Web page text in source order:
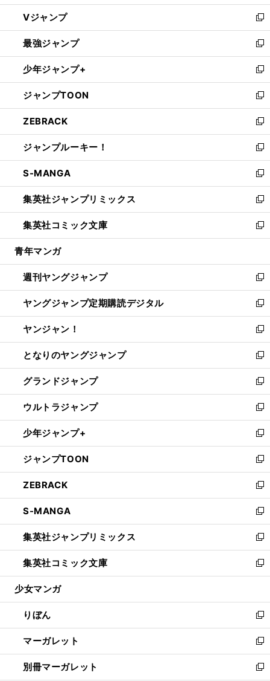
ウ
ィ
ン
ド
ウ
で
開
く
し
い
ウ
ィ
ン
ド
ウ
で
開
く
Vジャンプ
新
し
い
ウ
ィ
ン
ド
ウ
で
開
く
最強ジャンプ
新
し
い
ウ
ィ
ン
ド
ウ
で
開
く
少年ジャンプ+
新
し
い
ウ
ィ
ン
ド
ウ
で
開
く
ジャンプTOON
新
し
い
ウ
ィ
ン
ド
ウ
で
開
く
ZEBRACK
新
し
い
ウ
ィ
ン
ド
ウ
で
開
ジャンプルーキー！
新
し
い
ウ
ィ
ン
ド
ウ
開
く
S-MANGA
新
し
い
ウ
ィ
ン
ウ
で
開
く
集英社ジャンプリミックス
新
し
い
ウ
ン
ド
ウ
で
開
く
集英社コミック文庫
新
し
ウ
ィ
ン
ド
ウ
で
開
く
青年マンガ
週刊ヤングジャンプ
新
し
い
ウ
ィ
ン
ド
ウ
で
開
く
ヤングジャンプ定期購読デジタル
新
し
い
ウ
ィ
ン
ド
ウ
で
開
く
ヤンジャン！
新
し
い
ウ
ィ
ン
ド
ウ
で
開
く
となりのヤングジャンプ
新
し
い
ウ
ィ
ン
ド
ウ
で
開
く
グランドジャンプ
新
し
い
ウ
ィ
ン
ド
ウ
で
開
く
ウルトラジャンプ
新
し
い
ウ
ィ
ン
ド
ウ
で
開
く
少年ジャンプ+
新
し
い
ウ
ィ
ン
ド
ウ
で
開
く
ジャンプTOON
新
し
い
ウ
ィ
ン
ド
ウ
で
開
ZEBRACK
新
し
い
ウ
ィ
ン
ド
ウ
開
く
S-MANGA
新
し
い
ウ
ィ
ン
ウ
で
開
く
集英社ジャンプリミックス
新
し
い
ウ
ン
ド
ウ
で
開
く
集英社コミック文庫
新
し
ウ
ィ
ン
ド
ウ
で
少女マンガ
りぼん
新
し
い
ウ
ィ
マーガレット
新
し
い
別冊マーガレット
新